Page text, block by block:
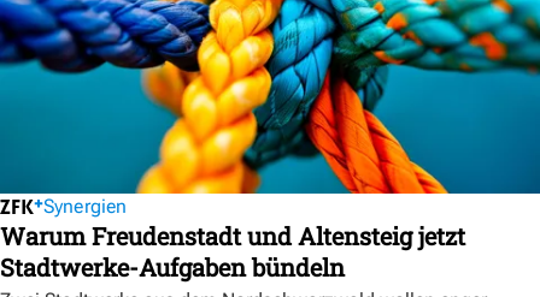
Synergien
Warum Freudenstadt und Altensteig jetzt
Stadtwerke-Aufgaben bündeln